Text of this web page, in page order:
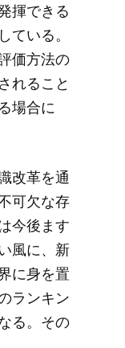
揮できる
いる。
価方法の
れること
場合に
改革を通
可欠な存
今後ます
風に、新
に身を置
ランキン
る。その